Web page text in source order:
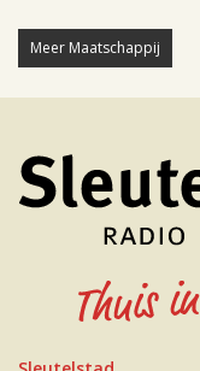
Meer Maatschappij